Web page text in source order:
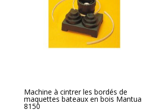
Machine à cintrer les bordés de
maquettes bateaux en bois Mantua
8150